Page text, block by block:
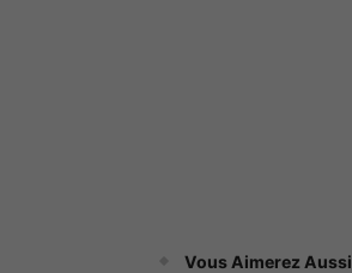
Vous Aimerez Aussi